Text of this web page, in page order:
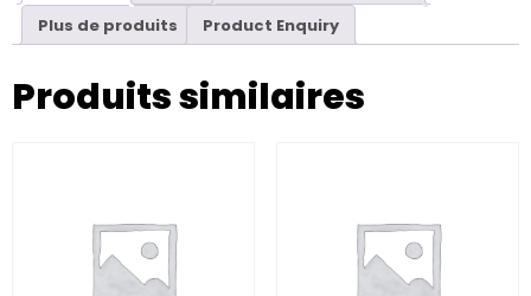
Plus de produits
Product Enquiry
Produits similaires